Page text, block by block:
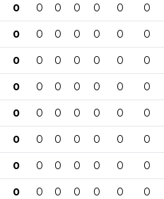
0 0 0 0 0 0 0
0 0 0 0 0 0 0
0 0 0 0 0 0 0
0 0 0 0 0 0 0
0 0 0 0 0 0 0
0 0 0 0 0 0 0
0 0 0 0 0 0 0
0 0 0 0 0 0 0